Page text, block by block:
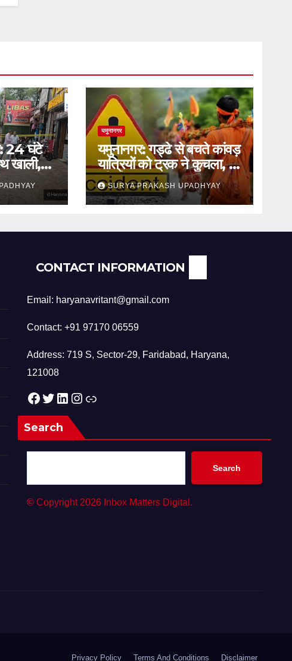
24 घंटे
खाली,
यमुनानगर
यमुनानगर: गड्ढे से बचते कांवड़
यात्रियों को ट्रक ने कुचला, दो
की मौत
SURYA PRAKASH UPADHYAY
CONTACT INFORMATION
Email: haryanavritant@gmail.com
Contact: +91 97170 06559
Address: 719 S, Sector-29, Faridabad, Haryana,
121008
Facebook Twitter LinkedIn Instagram Link
Search
Search
© Copyright 2026 Inbox Matters Digital.
Privacy Policy Terms And Conditions Disclaimer